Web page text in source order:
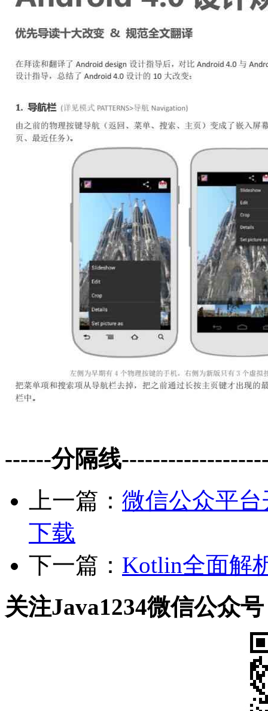
------分隔线
上一篇： 微信公众平台
下载
下一篇： Kotlin全面解
关注Java1234微信公众号